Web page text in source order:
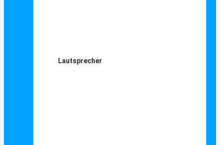
Lautsprecher